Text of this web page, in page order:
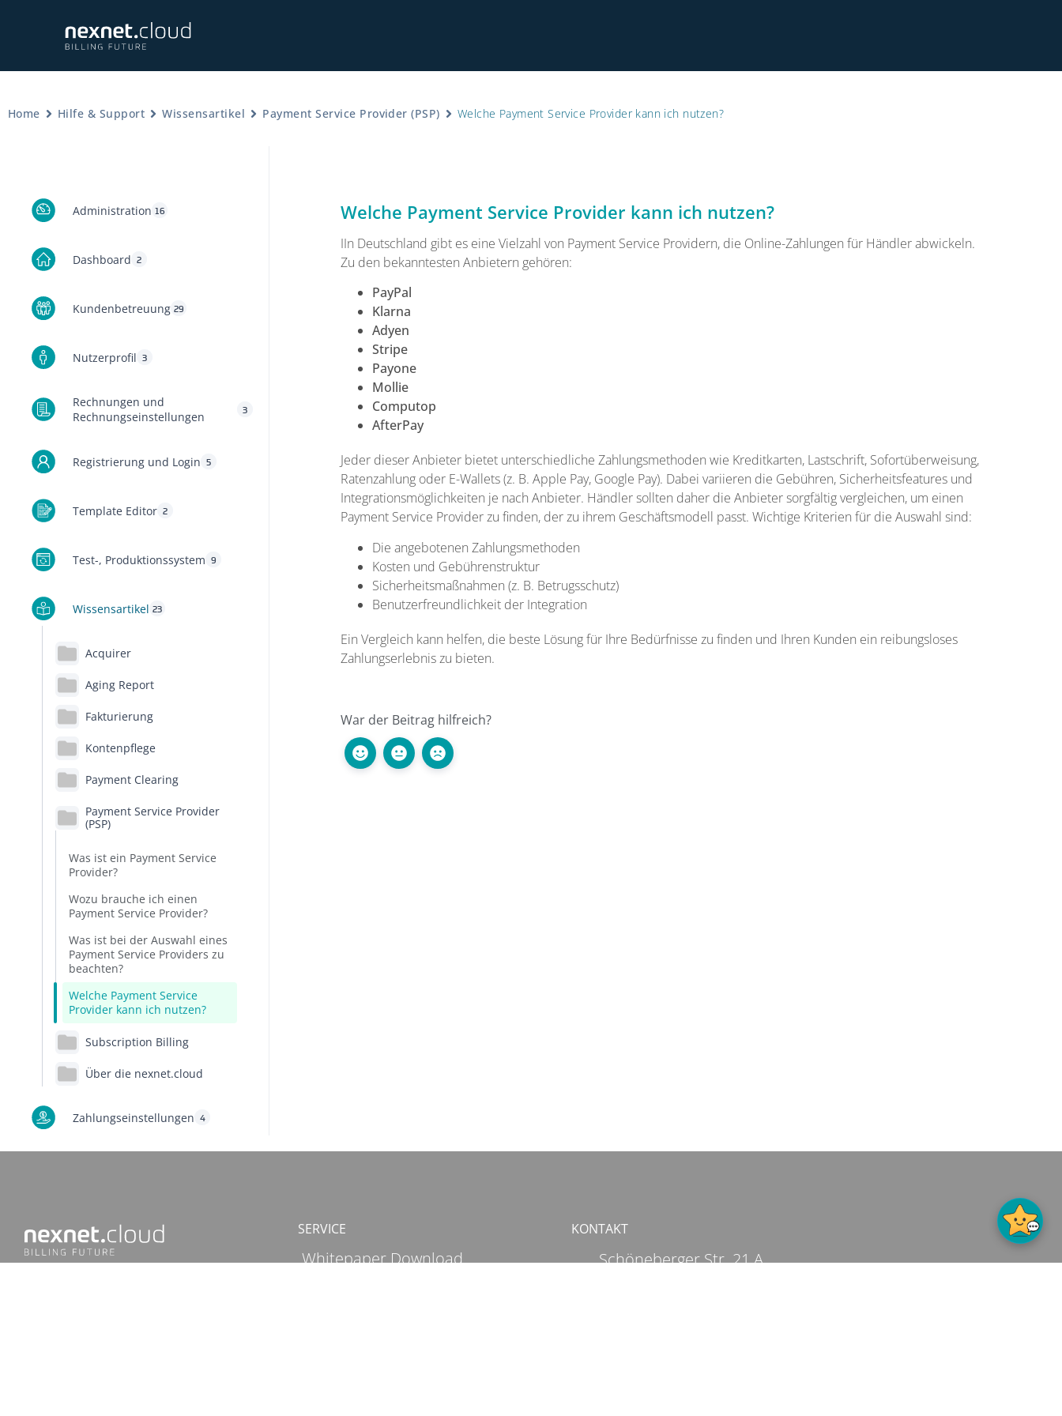
Home Hilfe & Support Wissensartikel Payment Service Provider (PSP) Welche Payment Service Provider kann ich nutzen?
Administration 16
Dashboard 2
Kundenbetreuung 29
Nutzerprofil 3
Rechnungen und
Rechnungseinstellungen
3
Registrierung und Login 5
Template Editor 2
Test-, Produktionssystem 9
Wissensartikel 23
Acquirer
Aging Report
Fakturierung
Kontenpflege
Payment Clearing
Payment Service Provider
(PSP)
Was ist ein Payment Service
Provider?
Wozu brauche ich einen
Payment Service Provider?
Was ist bei der Auswahl eines
Payment Service Providers zu
beachten?
Welche Payment Service
Provider kann ich nutzen?
Subscription Billing
Über die nexnet.cloud
Zahlungseinstellungen 4
Welche Payment Service Provider kann ich nutzen?
IIn Deutschland gibt es eine Vielzahl von Payment Service Providern, die Online-Zahlungen für Händler abwickeln.
Zu den bekanntesten Anbietern gehören:
PayPal
Klarna
Adyen
Stripe
Payone
Mollie
Computop
AfterPay
Jeder dieser Anbieter bietet unterschiedliche Zahlungsmethoden wie Kreditkarten, Lastschrift, Sofortüberweisung,
Ratenzahlung oder E-Wallets (z. B. Apple Pay, Google Pay). Dabei variieren die Gebühren, Sicherheitsfeatures und
Integrationsmöglichkeiten je nach Anbieter. Händler sollten daher die Anbieter sorgfältig vergleichen, um einen
Payment Service Provider zu finden, der zu ihrem Geschäftsmodell passt. Wichtige Kriterien für die Auswahl sind:
Die angebotenen Zahlungsmethoden
Kosten und Gebührenstruktur
Sicherheitsmaßnahmen (z. B. Betrugsschutz)
Benutzerfreundlichkeit der Integration
Ein Vergleich kann helfen, die beste Lösung für Ihre Bedürfnisse zu finden und Ihren Kunden ein reibungsloses
Zahlungserlebnis zu bieten.
War der Beitrag hilfreich?
SERVICE
Whitepaper Download
KONTAKT
Schöneberger Str. 21 A
Datenschutzhinweisen